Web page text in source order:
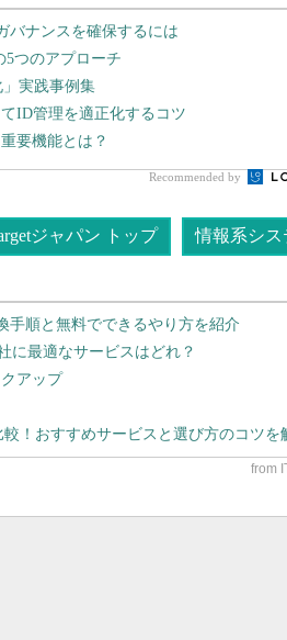
ナンスを確保するには
5つのアプローチ
実践事例集
ID管理を適正化するコツ
要機能とは？
Recommended by
ジャパン トップ 情報系シス
手順と無料でできるやり方を紹介
に最適なサービスはどれ？
アップ
較！おすすめサービスと選び方のコツを